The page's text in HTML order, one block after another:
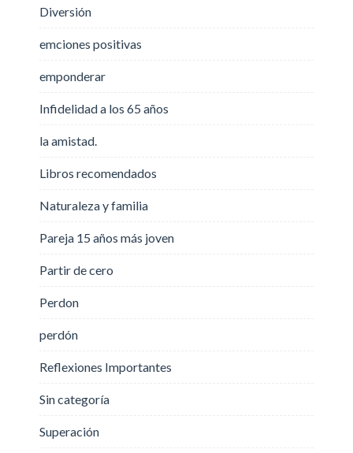
Diversión
emciones positivas
emponderar
Infidelidad a los 65 años
la amistad.
Libros recomendados
Naturaleza y familia
Pareja 15 años más joven
Partir de cero
Perdon
perdón
Reflexiones Importantes
Sin categoría
Superación